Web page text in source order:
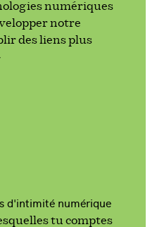
numériques
notre
des liens plus
d'intimité numérique
tu comptes